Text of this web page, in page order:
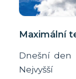
Maximální
Dnešní den
Nejvyšší